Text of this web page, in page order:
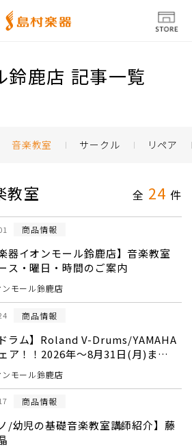
鈴鹿店 記事一覧
音楽教室 サークル リペア
教室 全 24 件
商品情報
器イオンモール鈴鹿店】音楽教室
ス・曜日・時間のご案内
ンモール鈴鹿店
商品情報
ドラム】Roland V-Drums/YAMAHA
ア！！2026年～8月31日(月)ま
ンモール鈴鹿店
商品情報
ノ/幼児の基礎音楽教室講師紹介】藤